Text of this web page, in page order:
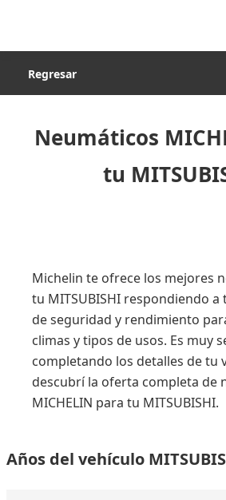
Regresar
Neumáticos
tu
Michelin te ofrece los mejores
tu MITSUBISHI respondiendo a
de seguridad y rendimiento
climas y tipos de usos. Es muy
completando los detalles de tu
descubrí la oferta completa de
MICHELIN para tu MITSUBISHI.
Años del vehículo